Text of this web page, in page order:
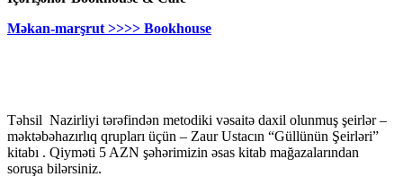
Məkan-marşrut >>>> Bookhouse
Təhsil Nazirliyi tərəfindən metodiki vəsaitə daxil olunmuş şeirlər –
məktəbəhazırlıq qrupları üçün – Zaur Ustacın “Güllünün Şeirləri”
kitabı . Qiyməti 5 AZN şəhərimizin əsas kitab mağazalarından
soruşa bilərsiniz.